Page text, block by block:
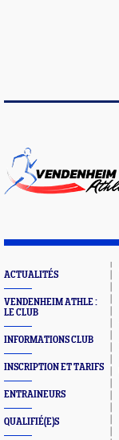
ACTUALITÉS
VENDENHEIM ATHLE :
LE CLUB
INFORMATIONS CLUB
INSCRIPTION ET TARIFS
ENTRAINEURS
QUALIFIÉ(E)S